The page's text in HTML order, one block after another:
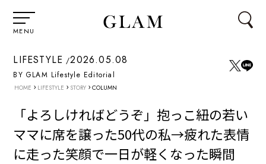
MENU
LIFESTYLE 2026.05.08
BY GLAM Lifestyle Editorial
HOME › LIFESTYLE › STORY › COLUMN
「よろしければどうぞ」抱っこ紐の若い
ママに席を譲った50代の私→疲れた表情
に走った笑顔で一日が軽くなった瞬間